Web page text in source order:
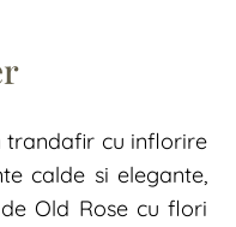
trandafir cu inflorire
calde si elegante,
Old Rose cu flori